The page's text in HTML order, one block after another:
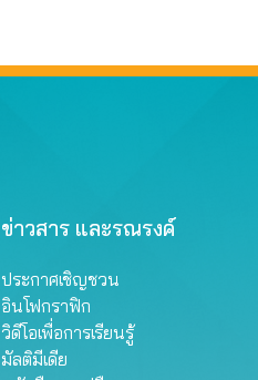
ข่าวสาร และรณรงค์
ประกาศเชิญชวน
อินโฟกราฟิก
วิดีโอเพื่อการเรียนรู้
มัลติมีเดีย